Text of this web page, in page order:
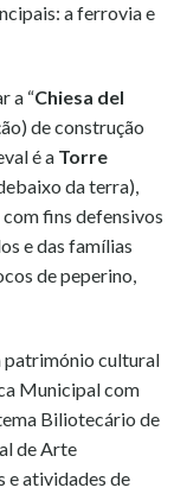
a ferrovia e
a “Chiesa del
de construção
é a Torre
da terra),
fins defensivos
e das famílias
de peperino,
património cultural
Municipal com
Biliotecário de
de Arte
e atividades de